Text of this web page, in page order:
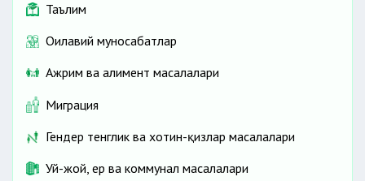
Таълим
Оилавий муносабатлар
Ажрим ва алимент масалалари
Миграция
Гендер тенглик ва хотин-қизлар масалалари
Уй-жой, ер ва коммунал масалалари